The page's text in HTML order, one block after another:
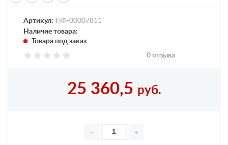
Артикул: НФ-00007811
Наличие товара:
Товара под заказ
0 отзыва
25 360,5 руб.